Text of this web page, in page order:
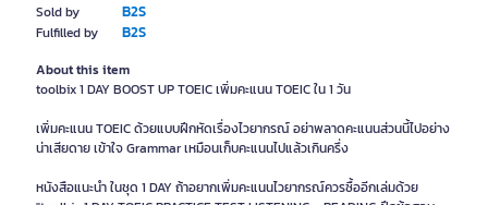
Sold by B2S
Fulfilled by B2S
About this item
toolbix 1 DAY BOOST UP TOEIC เพิ่มคะแนน TOEIC ใน 1 วัน
เพิ่มคะแนน TOEIC ด้วยแบบฝึกหัดเรื่องไวยากรณ์ อย่าพลาดคะแนนส่วนนี้ไปอย่าง
น่าเสียดาย เข้าใจ Grammar เหมือนเก็บคะแนนไปแล้วเกินครึ่ง
หนังสือแนะนำ ในชุด 1 DAY ถ้าอยากเพิ่มคะแนนไวยากรณ์ควรซื้ออีกเล่มด้วย